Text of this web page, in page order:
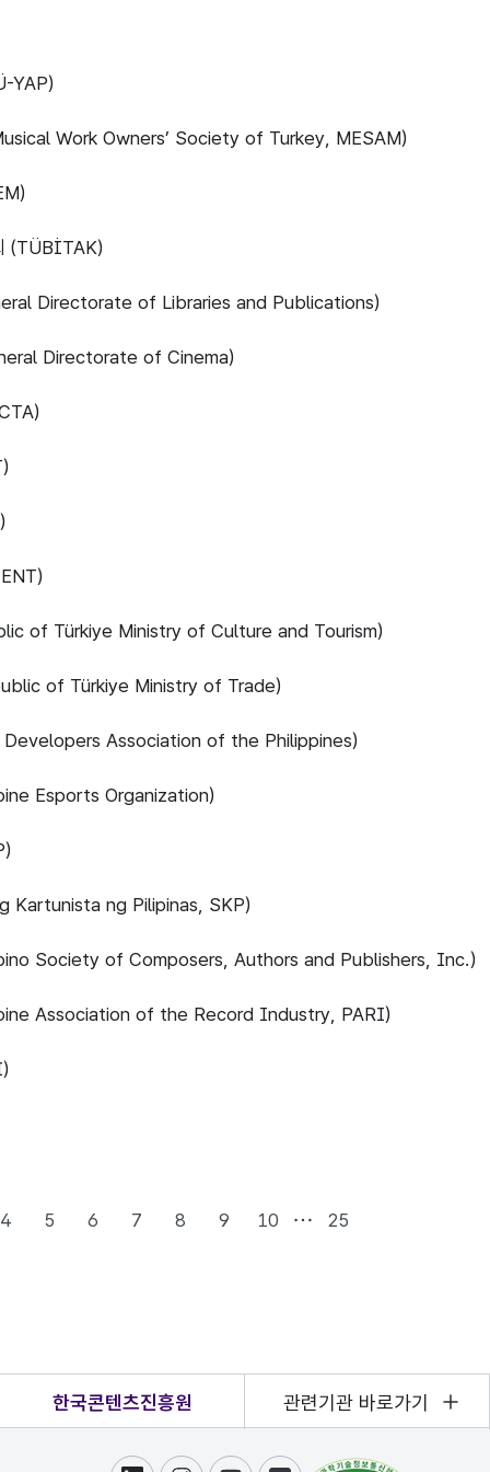
YAP)
Work Owners’ Society of Turkey, MESAM)
(TÜBİTAK)
Directorate of Libraries and Publications)
Directorate of Cinema)
of Türkiye Ministry of Culture and Tourism)
of Türkiye Ministry of Trade)
Developers Association of the Philippines)
Esports Organization)
Kartunista ng Pilipinas, SKP)
Society of Composers, Authors and Publishers, Inc.)
Association of the Record Industry, PARI)
4 5 6 7 8 9 10
25
한국콘텐츠진흥원 관련기관 바로가기